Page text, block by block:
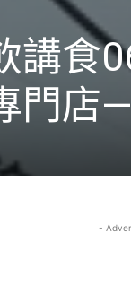
講食
門店
-